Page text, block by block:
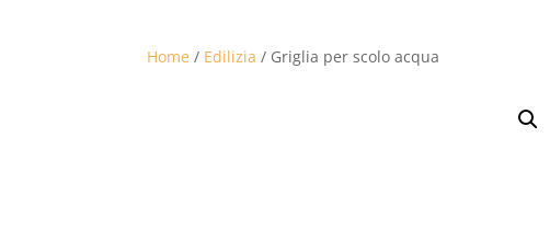
Home / Edilizia / Griglia per scolo acqua